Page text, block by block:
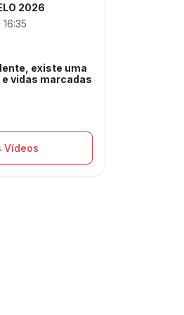
2026
existe uma
vidas marcadas
Vídeos